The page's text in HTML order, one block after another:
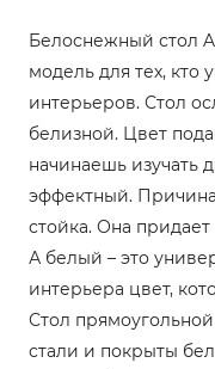
Белоснежный стол
модель для тех, кто
интерьеров. Стол
белизной. Цвет
начинаешь изучать
эффектный.
стойка. Она
А белый – это
интерьера цвет,
Стол
стали и покрыты